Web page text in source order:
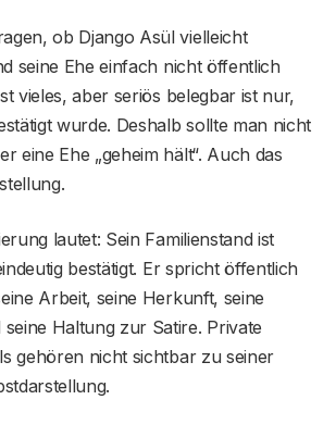
ob Django Asül vielleicht
seine Ehe einfach nicht öffentlich
vieles, aber seriös belegbar ist nur,
wurde. Deshalb sollte man nicht
eine Ehe „geheim hält“. Auch das
lautet: Sein Familienstand ist
bestätigt. Er spricht öffentlich
Arbeit, seine Herkunft, seine
Haltung zur Satire. Private
gehören nicht sichtbar zu seiner